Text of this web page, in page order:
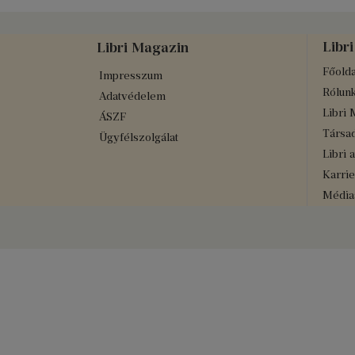
Libri Magazin
Impresszum
Adatvédelem
ÁSZF
Ügyfélszolgálat
Libri
Libri
Libri